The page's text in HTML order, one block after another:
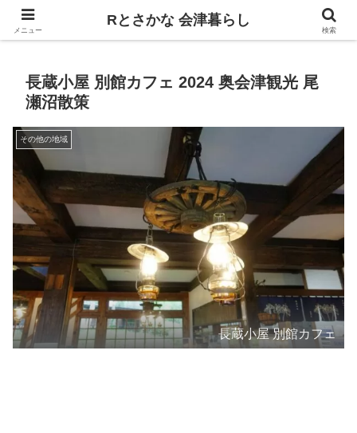
飲食、観光、イベント。食べて遊ぶ
長蔵小屋 別館カフェ 2024 奥会津観光 尾
瀬沼散策
その他の地域
長蔵小屋 別館カフェ
メニュー
Rとさかな 会津暮らし
検索